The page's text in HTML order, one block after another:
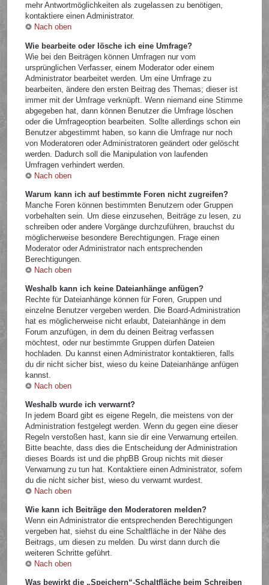
mehr Antwortmöglichkeiten als zugelassen zu benötigen,
kontaktiere einen Administrator.
Nach oben
Wie bearbeite oder lösche ich eine Umfrage?
Wie bei den Beiträgen können Umfragen nur vom
ursprünglichen Verfasser, einem Moderator oder einem
Administrator bearbeitet werden. Um eine Umfrage zu
bearbeiten, ändere den ersten Beitrag des Themas; dieser ist
immer mit der Umfrage verknüpft. Wenn niemand eine Stimme
abgegeben hat, dann können Benutzer die Umfrage löschen
oder die Umfrageoption bearbeiten. Sollte allerdings schon ein
Benutzer abgestimmt haben, so kann die Umfrage nur noch
von Moderatoren oder Administratoren geändert oder gelöscht
werden. Dadurch soll die Manipulation von laufenden
Umfragen verhindert werden.
Nach oben
Warum kann ich auf bestimmte Foren nicht zugreifen?
Manche Foren können bestimmten Benutzern oder Gruppen
vorbehalten sein. Um diese einzusehen, Beiträge zu lesen, zu
schreiben oder andere Vorgänge durchzuführen, brauchst du
möglicherweise besondere Berechtigungen. Frage einen
Moderator oder Administrator nach entsprechenden
Berechtigungen.
Nach oben
Weshalb kann ich keine Dateianhänge anfügen?
Rechte für Dateianhänge können für Foren, Gruppen und
einzelne Benutzer vergeben werden. Die Board-Administration
hat es möglicherweise nicht erlaubt, Dateianhänge in dem
Forum anzufügen, in dem du deinen Beitrag verfassen
möchtest, oder nur bestimmte Gruppen dürfen Dateien
hochladen. Du kannst einen Administrator kontaktieren, falls
du dir nicht sicher bist, wieso du keine Dateianhänge anfügen
kannst.
Nach oben
Weshalb wurde ich verwarnt?
In jedem Board gibt es eigene Regeln, die meistens von der
Administration festgelegt werden. Wenn du gegen eine dieser
Regeln verstoßen hast, kann sie dir eine Verwarnung erteilen.
Bitte beachte, dass dies die Entscheidung der Administration
dieses Boards ist und die phpBB Group nichts mit dieser
Verwarnung zu tun hat. Kontaktiere einen Administrator, sofern
du die nicht sicher bist, wieso du verwarnt wurdest.
Nach oben
Wie kann ich Beiträge den Moderatoren melden?
Wenn ein Administrator die entsprechenden Berechtigungen
vergeben hat, siehst du eine Schaltfläche in der Nähe des
Beitrags, um diesen zu melden. Du wirst dann durch die
weiteren Schritte geführt.
Nach oben
Was bewirkt die „Speichern“-Schaltfläche beim Schreiben